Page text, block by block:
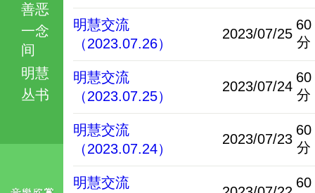
善恶
一念
间
明慧
丛书
明慧交流
（2023.07.26）
2023/07/25
60
分
明慧交流
（2023.07.25）
2023/07/24
60
分
明慧交流
（2023.07.24）
2023/07/23
60
分
明慧交流
60